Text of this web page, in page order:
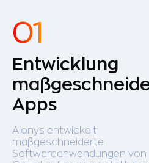
Entwicklung
Apps
Aionys entwickelt
maßgeschneiderte
Softwareanwendungen von